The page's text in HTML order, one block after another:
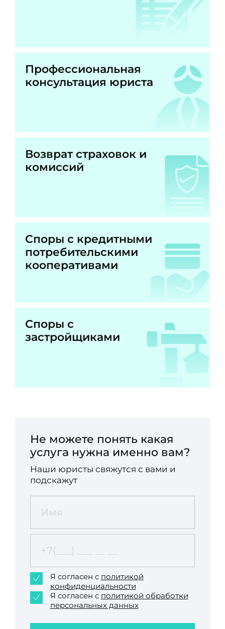
Профессиональная
консультация юриста
Возврат страховок и
комиссий
Споры с кредитными
потребительскими
кооперативами
Споры с
застройщиками
Не можете понять какая
услуга нужна именно вам?
Наши юристы свяжутся с вами и
подскажут
Я согласен с политикой
конфиденциальности
Я согласен с политикой обработки
персональных данных